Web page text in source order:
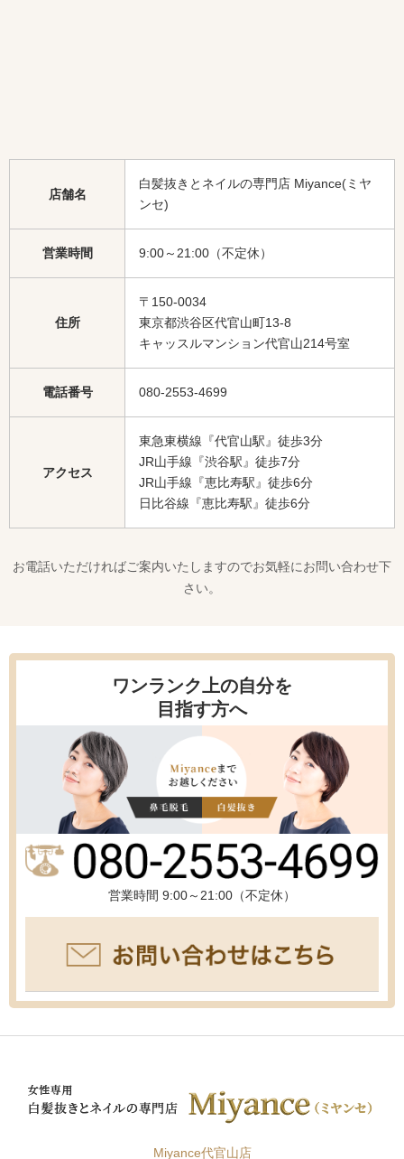
店舗名
白髪抜きとネイルの専門店 Miyance(ミヤ
ンセ)
営業時間 9:00～21:00（不定休）
住所
〒150-0034
東京都渋谷区代官山町13-8
キャッスルマンション代官山214号室
電話番号 080-2553-4699
アクセス
東急東横線『代官山駅』徒歩3分
JR山手線『渋谷駅』徒歩7分
JR山手線『恵比寿駅』徒歩6分
日比谷線『恵比寿駅』徒歩6分
お電話いただければご案内いたしますのでお気軽にお問い合わせ下
さい。
ワンランク上の自分を
目指す方へ
営業時間 9:00～21:00（不定休）
Miyance代官山店